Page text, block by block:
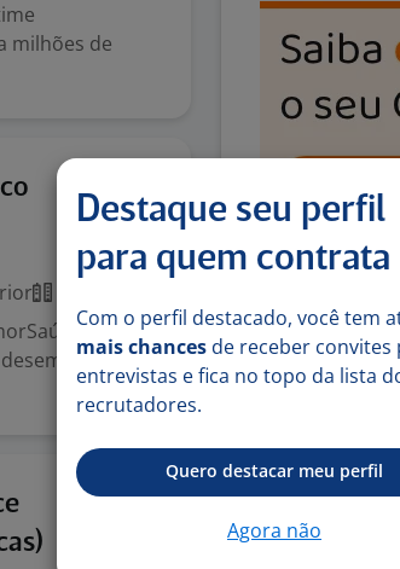
milhões de
7 mai
Exigências
Valorizado
Habilitação
Denunciar
Destaque seu perfil
para quem contrata
Com o perfil destacado, você tem
mais chances de receber convites
entrevistas e fica no topo da lista
recrutadores.
Quero destacar meu perfil
Agora não